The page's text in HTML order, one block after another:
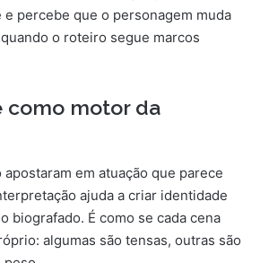
percebe que o personagem muda
o roteiro segue marcos
como motor da
em atuação que parece
ajuda a criar identidade
biografado. É como se cada cena
algumas são tensas, outras são